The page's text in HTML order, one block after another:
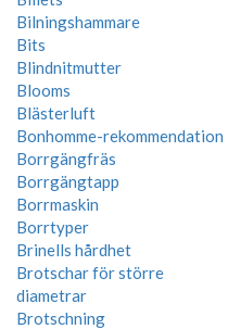
Bilningshammare
Bits
Blindnitmutter
Blooms
Blästerluft
Bonhomme-rekommendation
Borrgängfräs
Borrgängtapp
Borrmaskin
Borrtyper
Brinells hårdhet
Brotschar för större
diametrar
Brotschning